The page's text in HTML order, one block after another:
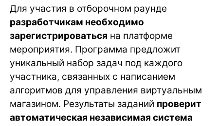
Для участия в отборочном раунде
разработчикам необходимо
зарегистрироваться на платформе
мероприятия. Программа предложит
уникальный набор задач под каждого
участника, связанных с написанием
алгоритмов для управления виртуальным
магазином. Результаты заданий проверит
автоматическая независимая система